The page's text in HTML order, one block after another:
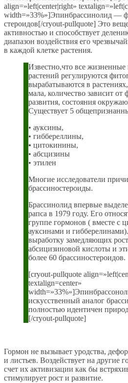
align=»left|center|right»
width=»33%»]Эпинбрассинолид —
стероидов[/cryout-pullquote] Это
активностью и способствует
диапазон воздействия его
в каждой клетке растения.
Известно,что все жизненные
растений регулируются
вырабатываются в
мала, количество зависит от
развития, состояния
Существует 5
• ауксины,
• гиббереллины,
• цитокинины,
• абсцизины
• этилен
Многие исследователи
брассиностероиды.
Брассинолид впервые
рапса в 1979 году. Его
группе гормонов ( вместе с
ауксинами и
выработку замедляющих
абсицизиновой кислоты и
более 60 брассиностероидов.
[cryout-pullquote
textalign=center»
искусственный аналог
полностью идентичен
[/cryout-pullquote]
Гормон не вызывает уродства,
и листьев. Воздействует на другие
счет их активизации как бы
стимулирует рост и развитие.